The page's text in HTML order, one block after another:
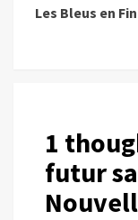
Les Bleus en
1
futur